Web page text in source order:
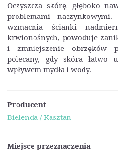
Oczyszcza skórę, głęboko
problemami
wzmacnia ścianki
krwionośnych, powoduje
i zmniejszenie obrzęków
polecany, gdy skóra łatwo
wpływem mydła i wody.
Producent
Bielenda / Kasztan
Miejsce przeznaczenia